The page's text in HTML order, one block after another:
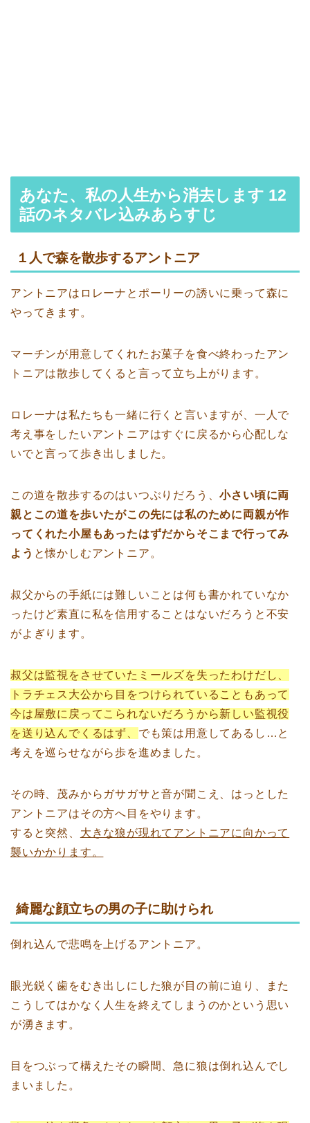
あなた、私の人生から消去します 12
話のネタバレ込みあらすじ
１人で森を散歩するアントニア
アントニアはロレーナとポーリーの誘いに乗って森に
やってきます。
マーチンが用意してくれたお菓子を食べ終わったアン
トニアは散歩してくると言って立ち上がります。
ロレーナは私たちも一緒に行くと言いますが、一人で
考え事をしたいアントニアはすぐに戻るから心配しな
いでと言って歩き出しました。
この道を散歩するのはいつぶりだろう、小さい頃に両
親とこの道を歩いたがこの先には私のために両親が作
ってくれた小屋もあったはずだからそこまで行ってみ
よう と懐かしむアントニア。
叔父からの手紙には難しいことは何も書かれていなか
ったけど素直に私を信用することはないだろうと不安
がよぎります。
叔父は監視をさせていたミールズを失ったわけだし、
トラチェス大公から目をつけられていることもあって
今は屋敷に戻ってこられないだろうから新しい監視役
を送り込んでくるはず、 でも策は用意してあるし…と
考えを巡らせながら歩を進めました。
その時、茂みからガサガサと音が聞こえ、はっとした
アントニアはその方へ目をやります。
すると突然、 大きな狼が現れてアントニアに向かって
襲いかかります。
綺麗な顔立ちの男の子に助けられ
倒れ込んで悲鳴を上げるアントニア。
眼光鋭く歯をむき出しにした狼が目の前に迫り、また
こうしてはかなく人生を終えてしまうのかという思い
が湧きます。
目をつぶって構えたその瞬間、急に狼は倒れ込んでし
まいました。